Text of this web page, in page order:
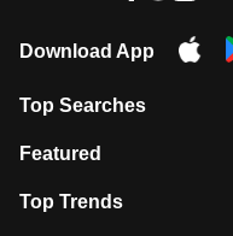
Download App
Top Searches
मुंबई में लगे 'जेन जी' के पोस्टर, लिखा- 'मैं
Featured
10 अगस्त को विधानसभा का घेराव करेंगे
Top Trends